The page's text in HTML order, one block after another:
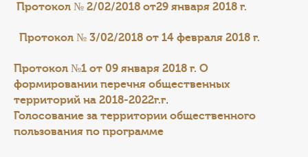
Протокол № 2/02/2018 от29 января 2018 г.
Протокол № 3/02/2018 от 14 февраля 2018 г.
Протокол №1 от 09 января 2018 г. О
формировании перечня общественных
территорий на 2018-2022г.г.
Голосование за территории общественного
пользования по программе